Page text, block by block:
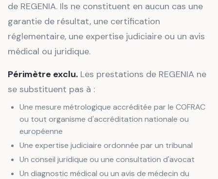
de REGENIA. Ils ne constituent en aucun cas une
garantie de résultat, une certification
réglementaire, une expertise judiciaire ou un avis
médical ou juridique.
Périmètre exclu. Les prestations de REGENIA ne
se substituent pas à :
Une mesure métrologique accréditée par le COFRAC
ou tout organisme d'accréditation nationale ou
européenne
Une expertise judiciaire ordonnée par un tribunal
Un conseil juridique ou une consultation d'avocat
Un diagnostic médical ou un avis de médecin du